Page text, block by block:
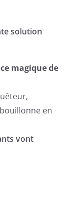
solution
magique de
en
vont